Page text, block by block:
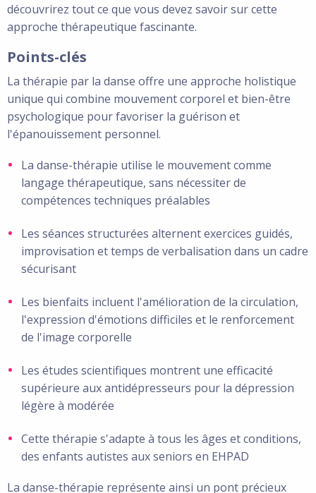
découvrirez tout ce que vous devez savoir sur cette
approche thérapeutique fascinante.
Points-clés
La thérapie par la danse offre une approche holistique
unique qui combine mouvement corporel et bien-être
psychologique pour favoriser la guérison et
l'épanouissement personnel.
La danse-thérapie utilise le mouvement comme
langage thérapeutique, sans nécessiter de
compétences techniques préalables
Les séances structurées alternent exercices guidés,
improvisation et temps de verbalisation dans un cadre
sécurisant
Les bienfaits incluent l'amélioration de la circulation,
l'expression d'émotions difficiles et le renforcement
de l'image corporelle
Les études scientifiques montrent une efficacité
supérieure aux antidépresseurs pour la dépression
légère à modérée
Cette thérapie s'adapte à tous les âges et conditions,
des enfants autistes aux seniors en EHPAD
La danse-thérapie représente ainsi un pont précieux